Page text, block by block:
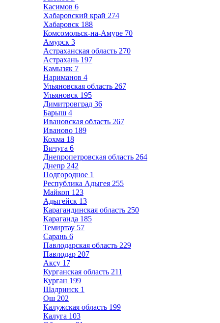
Касимов 6
Хабаровский край 274
Хабаровск 188
Комсомольск-на-Амуре 70
Амурск 3
Астраханская область 270
Астрахань 197
Камызяк 7
Нариманов 4
Ульяновская область 267
Ульяновск 195
Димитровград 36
Барыш 4
Ивановская область 267
Иваново 189
Кохма 18
Вичуга 6
Днепропетровская область 264
Днепр 242
Подгородное 1
Республика Адыгея 255
Майкоп 123
Адыгейск 13
Карагандинская область 250
Караганда 185
Темиртау 57
Сарань 6
Павлодарская область 229
Павлодар 207
Аксу 17
Курганская область 211
Курган 199
Шадринск 1
Ош 202
Калужская область 199
Калуга 103